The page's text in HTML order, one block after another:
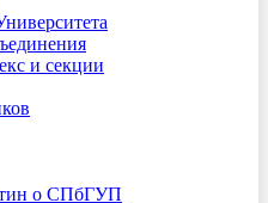
и секции
о СПбГУП